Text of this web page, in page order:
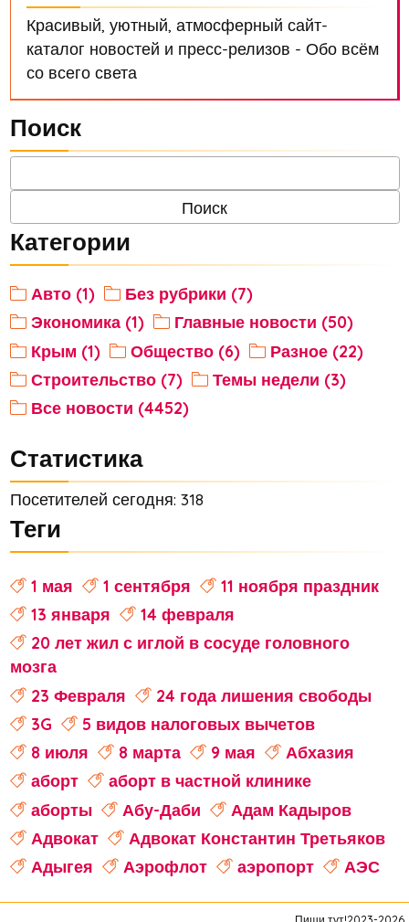
Красивый, уютный, атмосферный сайт-
каталог новостей и пресс-релизов - Обо всём
со всего света
Поиск
Категории
Авто (1)
Без рубрики (7)
Экономика (1)
Главные новости (50)
Крым (1)
Общество (6)
Разное (22)
Строительство (7)
Темы недели (3)
Все новости (4452)
Статистика
Посетителей сегодня: 318
Теги
1 мая 1 сентября
11 ноября праздник
13 января
14 февраля
20 лет жил с иглой в сосуде головного
мозга
23 Февраля
24 года лишения свободы
3G
5 видов налоговых вычетов
8 июля
8 марта 9 мая
Абхазия
аборт
аборт в частной клинике
аборты
Абу-Даби
Адам Кадыров
Адвокат
Адвокат Константин Третьяков
Адыгея
Аэрофлот аэропорт
АЭС